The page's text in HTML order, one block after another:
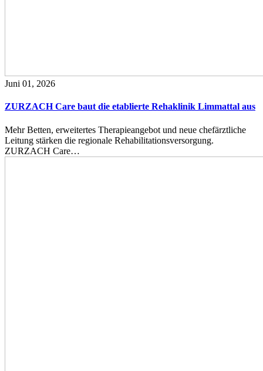
Juni 01, 2026
ZURZACH Care baut die etablierte Rehaklinik Limmattal aus
Mehr Betten, erweitertes Therapieangebot und neue chefärztliche
Leitung stärken die regionale Rehabilitationsversorgung.
ZURZACH Care…